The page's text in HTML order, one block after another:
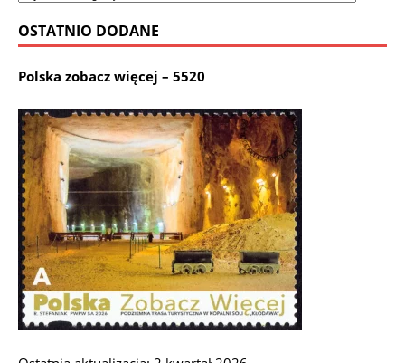
OSTATNIO DODANE
Polska zobacz więcej – 5520